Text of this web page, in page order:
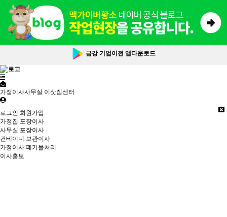
금강 기업이전 앱다운로드
가정이사사무실 이삿짐센터
로그인 회원가입
가정집 포장이사
사무실 포장이사
컨테이너 보관이사
가정이사 폐기물처리
이사홍보